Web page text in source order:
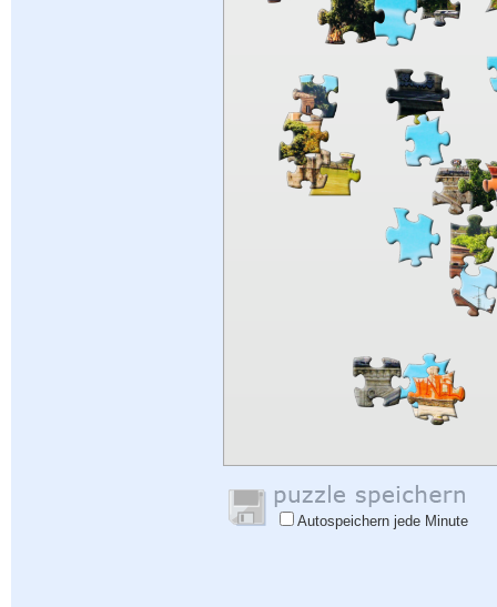
Autospeichern jede Minute